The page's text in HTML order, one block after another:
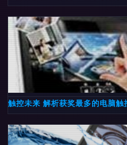
触控未来 解析获奖最多的电脑触